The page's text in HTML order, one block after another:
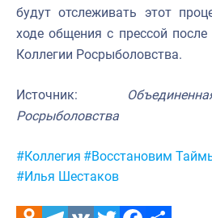
будут отслеживать этот
ходе общения с прессой
Коллегии Росрыболовства.
Источник:
Росрыболовства
Метки:
#Коллегия #Восстановим
#Илья Шестаков